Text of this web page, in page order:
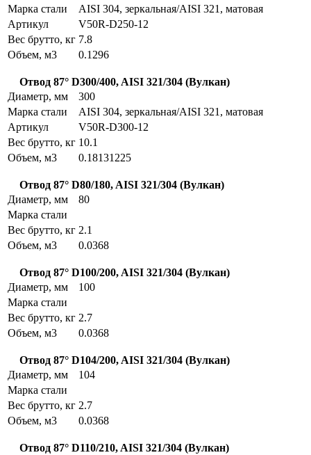
Марка стали
AISI 304, зеркальная/AISI 321, матовая
Артикул
V50R-D250-12
Вес брутто, кг 7.8
Объем, м3
0.1296
Отвод 87° D300/400, AISI 321/304 (Вулкан)
Диаметр, мм
300
Марка стали
AISI 304, зеркальная/AISI 321, матовая
Артикул
V50R-D300-12
Вес брутто, кг 10.1
Объем, м3
0.18131225
Отвод 87° D80/180, AISI 321/304 (Вулкан)
Диаметр, мм
80
Марка стали
Вес брутто, кг 2.1
Объем, м3
0.0368
Отвод 87° D100/200, AISI 321/304 (Вулкан)
Диаметр, мм
100
Марка стали
Вес брутто, кг 2.7
Объем, м3
0.0368
Отвод 87° D104/200, AISI 321/304 (Вулкан)
Диаметр, мм
104
Марка стали
Вес брутто, кг 2.7
Объем, м3
0.0368
Отвод 87° D110/210, AISI 321/304 (Вулкан)